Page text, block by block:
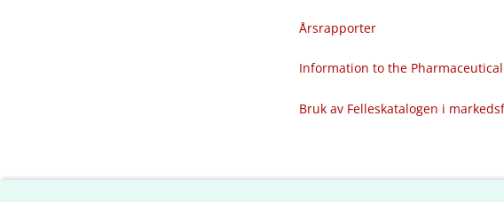
Årsrapporter
Information to the
Bruk av Felleskatalogen i